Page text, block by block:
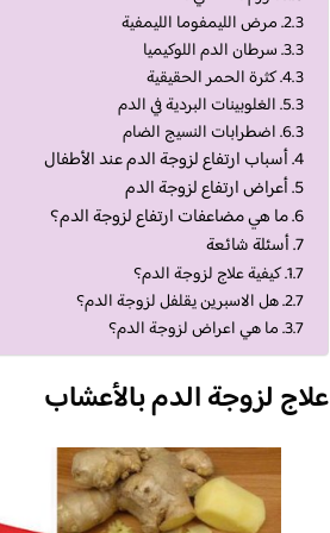
مرض الليمفوما الليمفية
سرطان الدم اللوكيميا
كثرة الحمر الحقيقية
الغلوبينات البردية في الدم
اضطرابات النسيج الضام
أسباب ارتفاع لزوجة الدم عند الأطفال
أعراض ارتفاع لزوجة الدم
ما هي مضاعفات ارتفاع لزوجة الدم؟
أسئلة شائعة
كيفية علاج لزوجة الدم؟
هل الاسبرين يقلفل لزوجة الدم؟
ما هي اعراض لزوجة الدم؟
علاج لزوجة الدم بالأعشاب